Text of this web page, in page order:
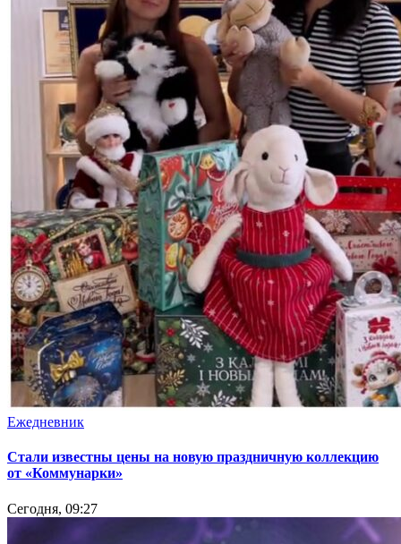
Ежедневник
Стали известны цены на новую праздничную коллекцию
от «Коммунарки»
Сегодня, 09:27